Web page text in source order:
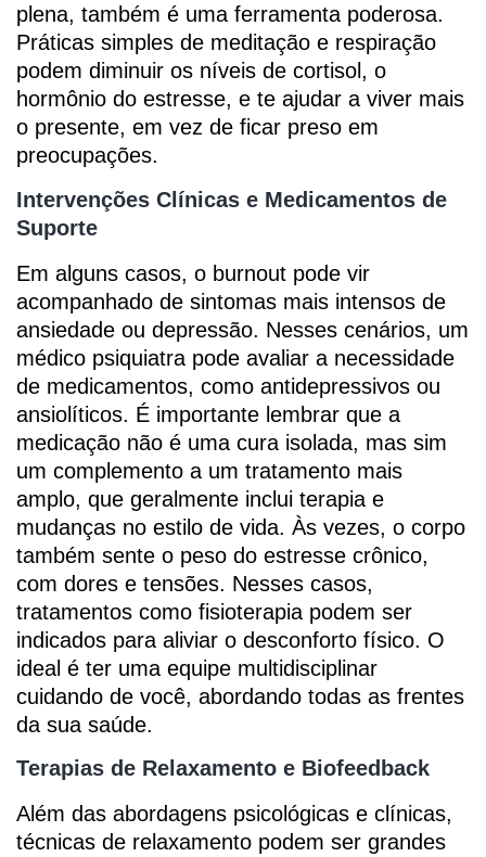
plena, também é uma ferramenta poderosa.
Práticas simples de meditação e respiração
podem diminuir os níveis de cortisol, o
hormônio do estresse, e te ajudar a viver mais
o presente, em vez de ficar preso em
preocupações.
Intervenções Clínicas e Medicamentos de
Suporte
Em alguns casos, o burnout pode vir
acompanhado de sintomas mais intensos de
ansiedade ou depressão. Nesses cenários, um
médico psiquiatra pode avaliar a necessidade
de medicamentos, como antidepressivos ou
ansiolíticos. É importante lembrar que a
medicação não é uma cura isolada, mas sim
um complemento a um tratamento mais
amplo, que geralmente inclui terapia e
mudanças no estilo de vida. Às vezes, o corpo
também sente o peso do estresse crônico,
com dores e tensões. Nesses casos,
tratamentos como fisioterapia podem ser
indicados para aliviar o desconforto físico. O
ideal é ter uma equipe multidisciplinar
cuidando de você, abordando todas as frentes
da sua saúde.
Terapias de Relaxamento e Biofeedback
Além das abordagens psicológicas e clínicas,
técnicas de relaxamento podem ser grandes